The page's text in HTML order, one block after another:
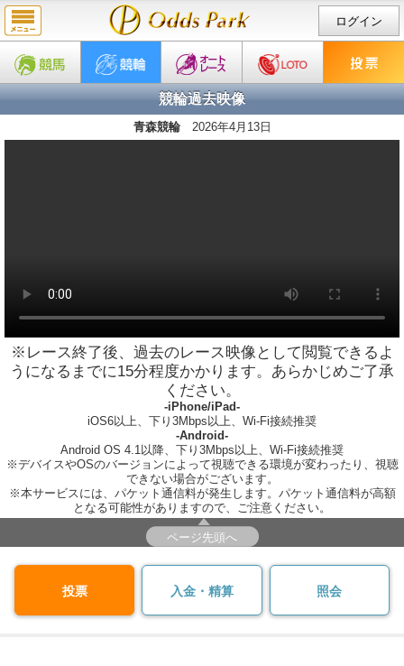
ログイン
競輪過去映像
青森競輪 2026年4月13日
※レース終了後、過去のレース映像として閲覧できるよ
うになるまでに15分程度かかります。あらかじめご了承
ください。
-iPhone/iPad-
iOS6以上、下り3Mbps以上、Wi-Fi接続推奨
-Android-
Android OS 4.1以降、下り3Mbps以上、Wi-Fi接続推奨
※デバイスやOSのバージョンによって視聴できる環境が変わったり、視聴
できない場合がございます。
※本サービスには、パケット通信料が発生します。パケット通信料が高額
となる可能性がありますので、ご注意ください。
ページ先頭へ
投票 入金・精算 照会